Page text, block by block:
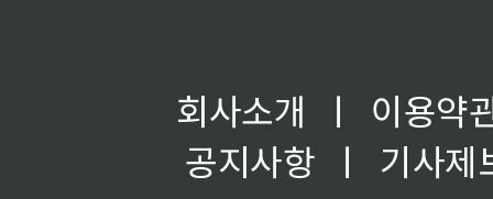
회사소개 ㅣ
이용약
공지사항
ㅣ
기사제